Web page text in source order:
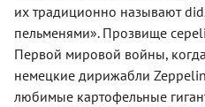
их традиционно называют
пельменями». Прозвище
Первой мировой войны,
немецкие дирижабли
любимые картофельные